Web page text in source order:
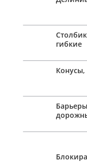
гибкие
Конусы,